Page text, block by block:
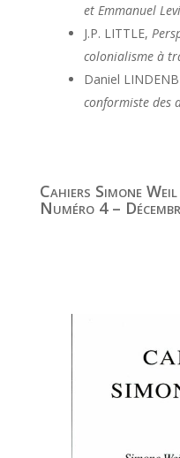
et Emmanuel
J.P. LITTLE,
colonialisme à
Daniel
conformiste des
Cahiers Simone
Numéro 4 –